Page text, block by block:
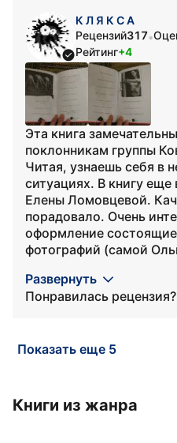
К Л Я К С А
Рецензий317•
Рейтинг+4
Эта книга
поклонникам группы
Читая, узнаешь себя в
ситуациях. В книгу
Елены Ломовцевой.
порадовало. Очень
оформление состоящие
фотографий (самой
Развернуть
Понравилась рецензия?
Показать еще 5
Книги из жанра